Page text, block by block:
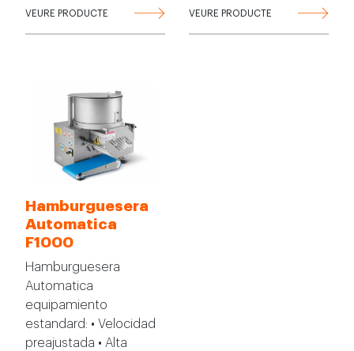
VEURE PRODUCTE VEURE PRODUCTE
Hamburguesera
Automatica
F1000
Hamburguesera
Automatica
equipamiento
estandard: • Velocidad
preajustada • Alta